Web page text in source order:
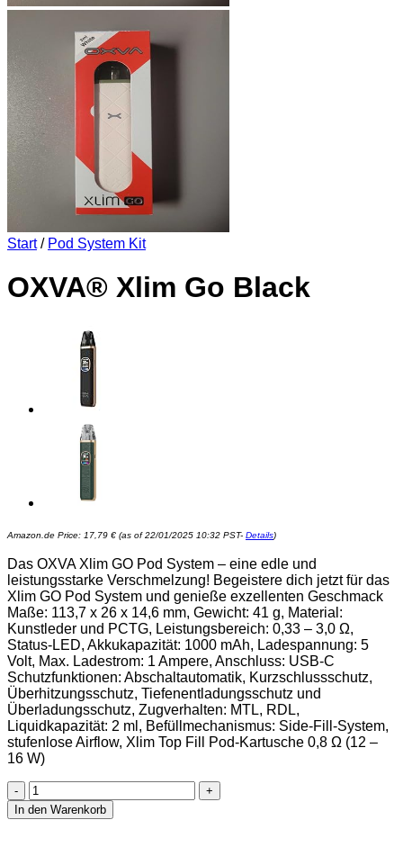
Start / Pod System Kit
OXVA® Xlim Go Black
Amazon.de Price: 17,79 € (as of 22/01/2025 10:32 PST- Details)
Das OXVA Xlim GO Pod System – eine edle und
leistungsstarke Verschmelzung! Begeistere dich jetzt für das
Xlim GO Pod System und genieße exzellenten Geschmack
Maße: 113,7 x 26 x 14,6 mm, Gewicht: 41 g, Material:
Kunstleder und PCTG, Leistungsbereich: 0,33 – 3,0 Ω,
Status-LED, Akkukapazität: 1000 mAh, Ladespannung: 5
Volt, Max. Ladestrom: 1 Ampere, Anschluss: USB-C
Schutzfunktionen: Abschaltautomatik, Kurzschlussschutz,
Überhitzungsschutz, Tiefenentladungsschutz und
Überladungsschutz, Zugverhalten: MTL, RDL,
Liquidkapazität: 2 ml, Befüllmechanismus: Side-Fill-System,
stufenlose Airflow, Xlim Top Fill Pod-Kartusche 0,8 Ω (12 –
16 W)
OXVA®
Xlim
Go
In den Warenkorb